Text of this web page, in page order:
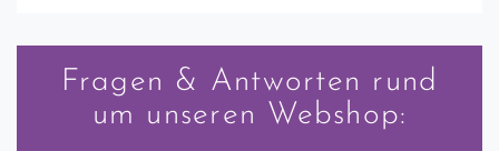
Fragen & Antworten rund
um unseren Webshop: